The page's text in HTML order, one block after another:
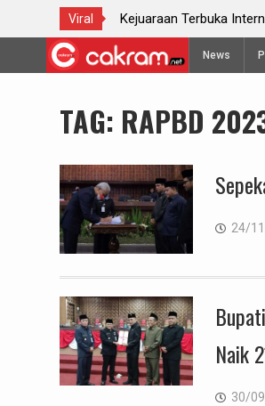
Viral
Kejuaraan Terbuka Internasional Gantolle
Telomoyo VIII 2024
to
News
TAG: RAPBD
24/
Naik
30/